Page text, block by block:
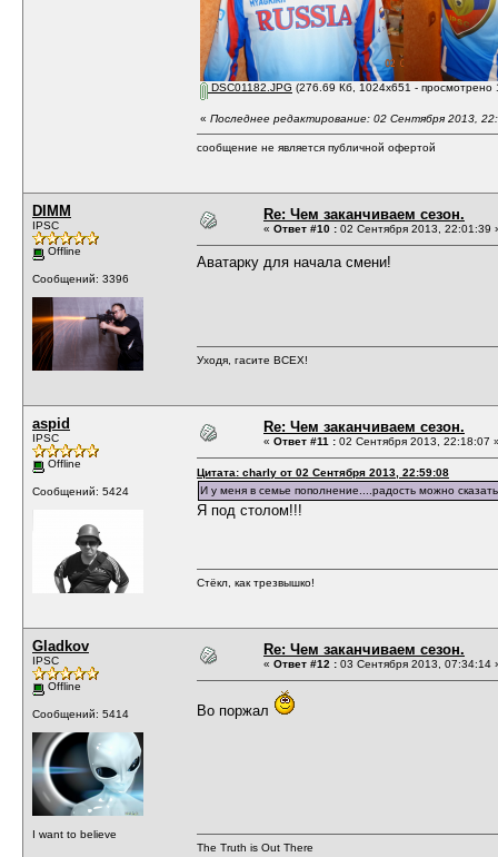
DSC01182.JPG (276.69 Кб, 1024x651 - просмотрено
« Последнее редактирование: 02 Сентября 2013,
сообщение не является публичной офертой
DIMM
IPSC
Offline
Сообщений: 3396
Re: Чем заканчиваем сезон.
« Ответ #10 : 02 Сентября 2013, 22:01:39
Аватарку для начала смени!
Уходя, гасите ВСЕХ!
aspid
IPSC
Offline
Сообщений: 5424
Re: Чем заканчиваем сезон.
« Ответ #11 : 02 Сентября 2013, 22:18:07
Цитата: charly от 02 Сентября 2013, 22:59:08
И у меня в семье пополнение....радость можно
Я под столом!!!
Стёкл, как трезвышко!
Gladkov
IPSC
Offline
Сообщений: 5414
I want to believe
Re: Чем заканчиваем сезон.
« Ответ #12 : 03 Сентября 2013, 07:34:14
Во поржал
The Truth is Out There